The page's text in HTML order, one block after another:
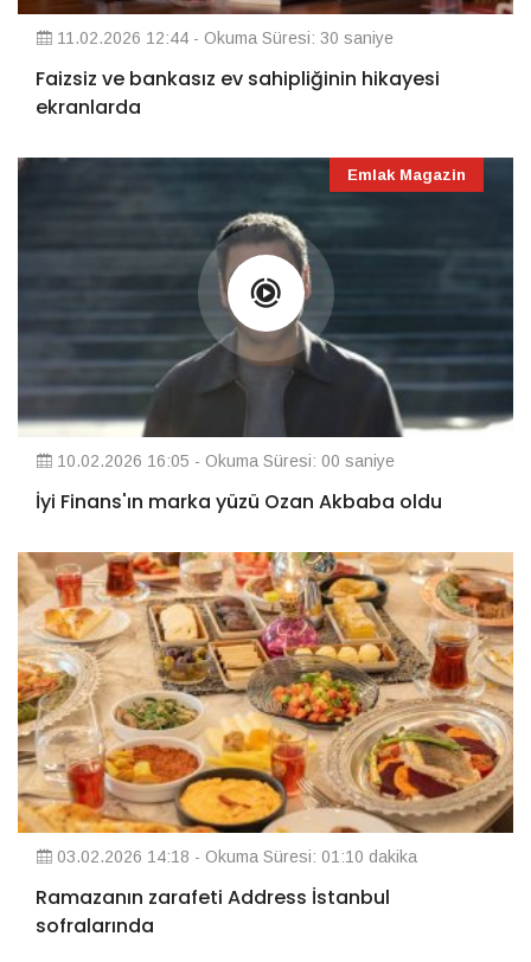
11.02.2026 12:44 - Okuma Süresi: 30 saniye
Faizsiz ve bankasız ev sahipliğinin hikayesi
ekranlarda
Emlak Magazin
10.02.2026 16:05 - Okuma Süresi: 00 saniye
İyi Finans'ın marka yüzü Ozan Akbaba oldu
03.02.2026 14:18 - Okuma Süresi: 01:10 dakika
Ramazanın zarafeti Address İstanbul
sofralarında